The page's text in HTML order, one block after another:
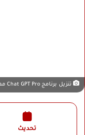
تنزيل برنامج Chat GPT Pro مهكر
تحديث